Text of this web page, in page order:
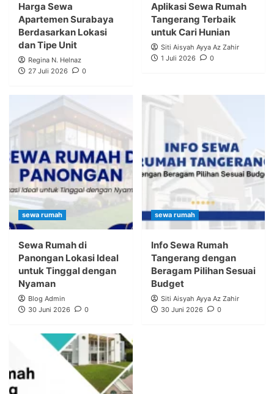
Harga Sewa
Apartemen Surabaya
Berdasarkan Lokasi
dan Tipe Unit
Regina N. Helnaz
27 Juli 2026
0
Aplikasi Sewa Rumah
Tangerang Terbaik
untuk Cari Hunian
Siti Aisyah Ayya Az Zahir
1 Juli 2026
0
sewa rumah
Sewa Rumah di
Panongan Lokasi Ideal
untuk Tinggal dengan
Nyaman
Blog Admin
30 Juni 2026
0
sewa rumah
Info Sewa Rumah
Tangerang dengan
Beragam Pilihan Sesuai
Budget
Siti Aisyah Ayya Az Zahir
30 Juni 2026
0